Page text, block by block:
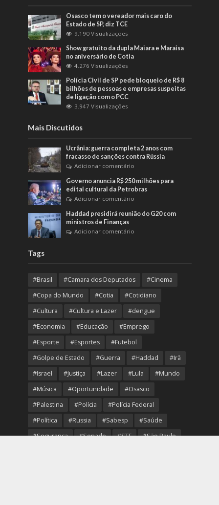
Osasco tem o vereador mais caro do
Estado de SP, diz TCE
9.190 Visualizações
Show gratuito da dupla Maiara e Maraisa
no aniversário de Cotia
4.276 Visualizações
Polícia Civil de SP pede bloqueio de R$ 8
bilhões de pessoas e empresas suspeitas
de ligação com o PCC
3.947 Visualizações
Mais Discutidos
Ucrânia: guerra completa 2 anos com
fracasso de sanções contra Rússia
Adicionar comentário
Governo anuncia R$ 250 milhões para
edital cultural da Petrobras
Adicionar comentário
Haddad presidirá reunião do G20 com
ministros de Finanças
Adicionar comentário
Tags
#Brasil #Camara dos Deputados
#Cinema
#Copa do Mundo
#Cotia
#Cotidiano
#Cultura
#Cultura e Lazer
#dengue
#Economia
#Educação
#Emprego
#Esporte
#Esportes
#Futebol
#Golpe de Estado
#Guerra #Haddad
#Irã
#Israel
#Justiça #Lazer #Lula
#Mundo
#Música
#Oportunidade
#Osasco
#Palestina
#Polícia
#Polícia Federal
#Política
#Russia #Sabesp
#Saúde
#Segurança
#Senado #STF
#São Paulo